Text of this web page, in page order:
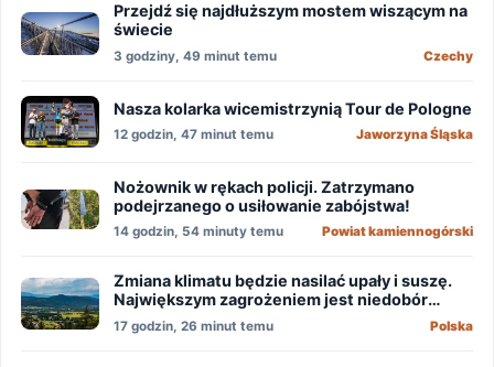
Przejdź się najdłuższym mostem wiszącym na
świecie
3 godziny, 49 minut temu Czechy
Nasza kolarka wicemistrzynią Tour de Pologne
12 godzin, 47 minut temu Jaworzyna Śląska
Nożownik w rękach policji. Zatrzymano
podejrzanego o usiłowanie zabójstwa!
14 godzin, 54 minuty temu Powiat kamiennogórski
Zmiana klimatu będzie nasilać upały i suszę.
Największym zagrożeniem jest niedobór
wody
17 godzin, 26 minut temu Polska